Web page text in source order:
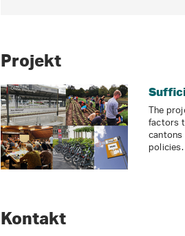
Projekt
The
factors
policies.
Kontakt